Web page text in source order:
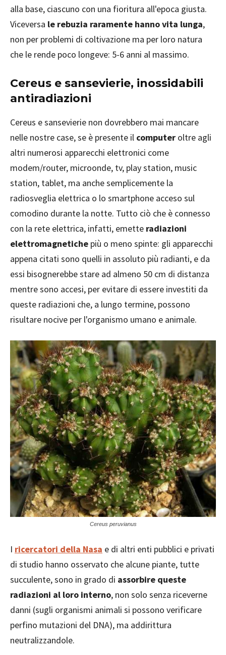
alla base, ciascuno con una fioritura all'epoca giusta.
Viceversa le rebuzia raramente hanno vita lunga,
non per problemi di coltivazione ma per loro natura
che le rende poco longeve: 5-6 anni al massimo.
Cereus e sansevierie, inossidabili
antiradiazioni
Cereus e sansevierie non dovrebbero mai mancare
nelle nostre case, se è presente il computer oltre agli
altri numerosi apparecchi elettronici come
modem/router, microonde, tv, play station, music
station, tablet, ma anche semplicemente la
radiosveglia elettrica o lo smartphone acceso sul
comodino durante la notte. Tutto ciò che è connesso
con la rete elettrica, infatti, emette radiazioni
elettromagnetiche più o meno spinte: gli apparecchi
appena citati sono quelli in assoluto più radianti, e da
essi bisognerebbe stare ad almeno 50 cm di distanza
mentre sono accesi, per evitare di essere investiti da
queste radiazioni che, a lungo termine, possono
risultare nocive per l'organismo umano e animale.
Cereus peruvianus
I ricercatori della Nasa e di altri enti pubblici e privati
di studio hanno osservato che alcune piante, tutte
succulente, sono in grado di assorbire queste
radiazioni al loro interno, non solo senza riceverne
danni (sugli organismi animali si possono verificare
perfino mutazioni del DNA), ma addirittura
neutralizzandole.